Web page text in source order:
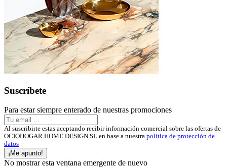
Suscríbete
Para estar siempre enterado de nuestras promociones
Al suscribirte estas aceptando recibir información comercial sobre las ofertas de
OCIOHOGAR HOME DESIGN SL en base a nuestra política de protección de
datos
¡Me apunto!
No mostrar esta ventana emergente de nuevo